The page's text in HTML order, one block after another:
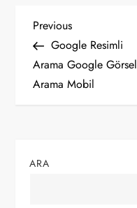
Y
a
z
g
Previous
Post
Previous
Google Resimli
Arama Google Görsel
Arama Mobil
ARA